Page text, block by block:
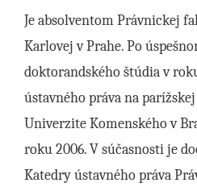
Je absolventom Právnickej
Karlovej v Prahe. Po
doktorandského štúdia v
ústavného práva na
Univerzite Komenského v
roku 2006. V súčasnosti je
Katedry ústavného práva